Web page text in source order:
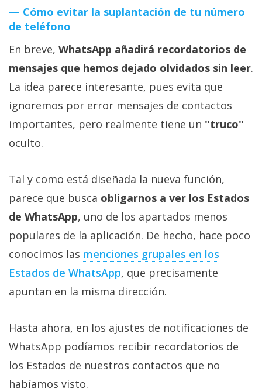
Sistemas
operativos
Profesional
+
Más
temas
Foros
Contacto
Sobre
nosotros
/
Cambiar
opciones
de
privacidad
Cómo evitar la suplantación de tu número
de teléfono
En breve, WhatsApp añadirá recordatorios de
mensajes que hemos dejado olvidados sin leer.
La idea parece interesante, pues evita que
ignoremos por error mensajes de contactos
importantes, pero realmente tiene un "truco"
oculto.
Tal y como está diseñada la nueva función,
parece que busca obligarnos a ver los Estados
de WhatsApp, uno de los apartados menos
populares de la aplicación. De hecho, hace poco
conocimos las menciones grupales en los
Estados de WhatsApp, que precisamente
apuntan en la misma dirección.
Hasta ahora, en los ajustes de notificaciones de
WhatsApp podíamos recibir recordatorios de
los Estados de nuestros contactos que no
habíamos visto.